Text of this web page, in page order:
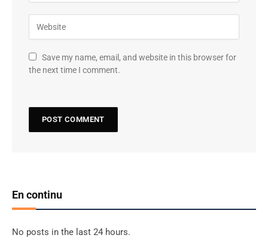
Save my name, email, and website in this browser for
the next time I comment.
En continu
No posts in the last 24 hours.